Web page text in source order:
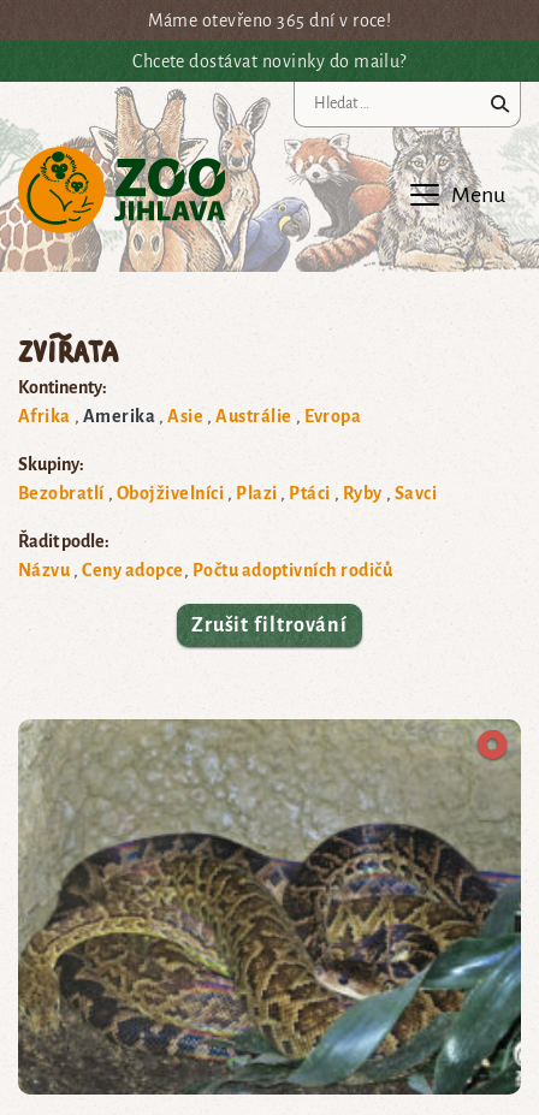
Přejít na hlavní obsahMáme otevřeno 365 dní v roce!
Chcete dostávat novinky do mailu?
Menu
Zvířata
Kontinenty:
Afrika
Amerika Asie Austrálie Evropa
Skupiny:
Bezobratlí
Obojživelníci Plazi Ptáci Ryby Savci
Řadit podle:
Názvu
Ceny adopce Počtu adoptivních rodičů
Zrušit filtrování